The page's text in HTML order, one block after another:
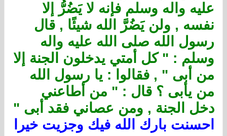
عليه واله وسلم فإنه لا يَضُرُّ إلا
نفسه , ولن يَضُرَّ الله شيئًا , قال
رسول الله صلى الله عليه واله
وسلم : " كل أمتي يدخلون الجنة إلا
من أبى " , فقالوا : يا رسول الله
من يأبى ؟ قال : " من أطاعني
دخل الجنة , ومن عصاني فقد أبى "
احسنت بارك الله فيك وجزيت خيرا